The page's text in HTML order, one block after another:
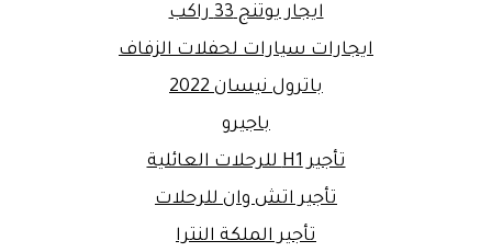
ايجار يوتنج 33 راكب
ايجارات سيارات لحفلات الزفاف
باترول نيسان 2022
باجيرو
تأجير H1 للرحلات العائلية
تأجير اتش وان للرحلات
تأجير الملكة النترا